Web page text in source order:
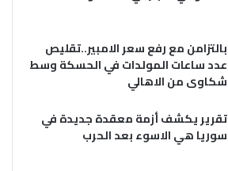
بالتزامن مع رفع سعر الامبير..تقليص
عدد ساعات المولدات في الحسكة وسط
شكاوى من الاهالي
تقرير يكشف أزمة معقدة جديدة في
سوريا هي الاسوء بعد الحرب